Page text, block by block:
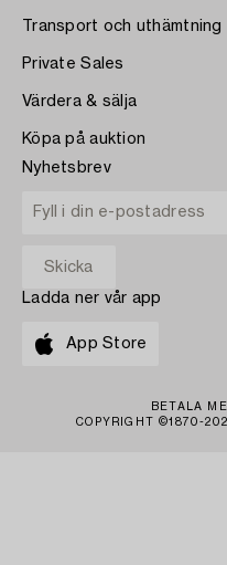
Transport och uthämtning
Private Sales
Värdera & sälja
Köpa på auktion
Nyhetsbrev
Ladda ner vår app
App Store
BETALA
COPYRIGHT ©1870-